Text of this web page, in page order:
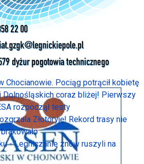
Chocianowie. Pociąg potrącił kobietę
Dolnośląskich coraz bliżej! Pierwszy
rozpoczął testy
Złotoryję! Rekord trasy nie
- Legniczanie znów ruszyli na